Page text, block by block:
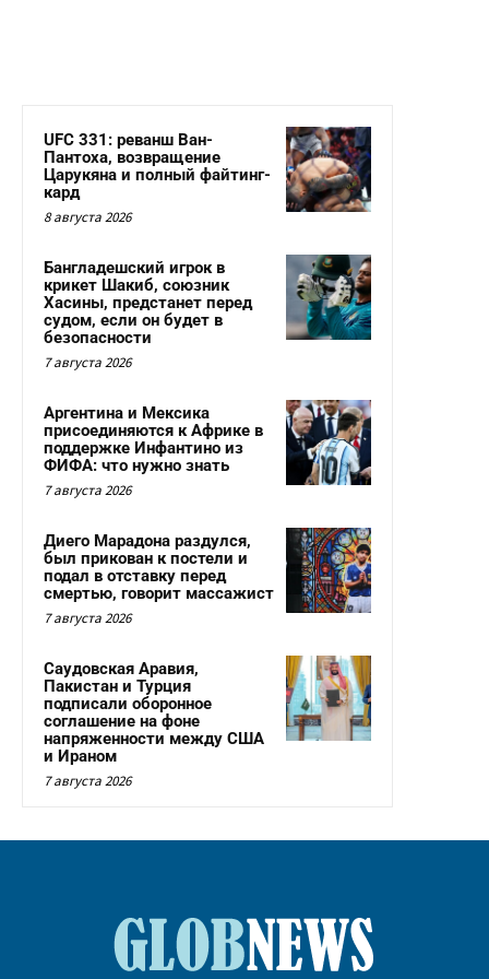
UFC 331: реванш Ван-
Пантоха, возвращение
Царукяна и полный файтинг-
кард
8 августа 2026
Бангладешский игрок в
крикет Шакиб, союзник
Хасины, предстанет перед
судом, если он будет в
безопасности
7 августа 2026
Аргентина и Мексика
присоединяются к Африке в
поддержке Инфантино из
ФИФА: что нужно знать
7 августа 2026
Диего Марадона раздулся,
был прикован к постели и
подал в отставку перед
смертью, говорит массажист
7 августа 2026
Саудовская Аравия,
Пакистан и Турция
подписали оборонное
соглашение на фоне
напряженности между США
и Ираном
7 августа 2026